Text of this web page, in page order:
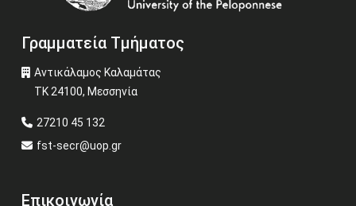
Γραμματεία Τμήματος
Αντικάλαμος Καλαμάτας
ΤΚ 24100, Μεσσηνία
27210 45 132
fst-secr@uop.gr
Επικοινωνία